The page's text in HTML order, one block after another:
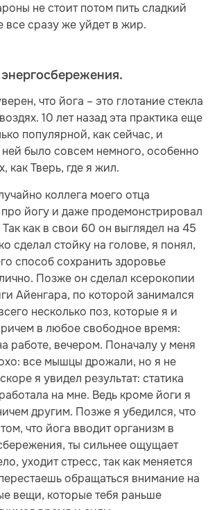
не стоит потом пить сладкий
все сразу же уйдет в жир.
что йога – это глотание стекла
10 лет назад эта практика еще
популярной, как сейчас, и
было совсем немного, особенно
как Тверь, где я жил.
коллега моего отца
йогу и даже продемонстрировал
как в свои 60 он выглядел на 45
сделал стойку на голове, я понял,
способ сохранить здоровье
Позже он сделал ксерокопии
Айенгара, по которой занимался
несколько поз, которые я и
в любое свободное время:
работе, вечером. Поначалу у меня
все мышцы дрожали, но я не
я увидел результат: статика
на мне. Ведь кроме йоги я
другим. Позже я убедился, что
что йога вводит организм в
ты сильнее ощущает
уходит стресс, так как меняется
обращаться внимание на
вещи, которые тебя раньше